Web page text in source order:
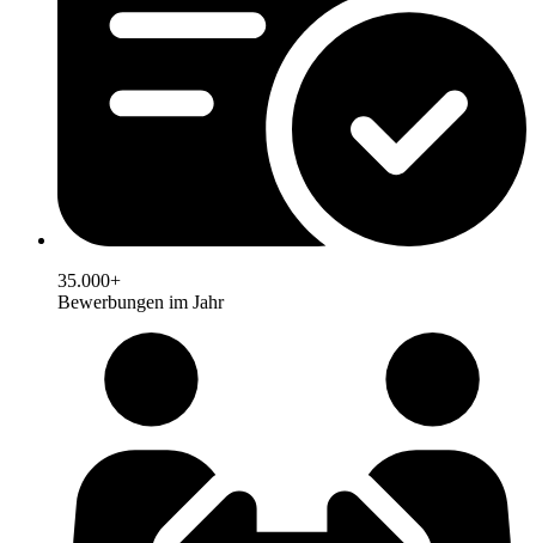
35.000+
Bewerbungen im Jahr